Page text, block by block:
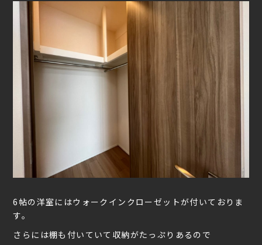
6帖の洋室にはウォークインクローゼットが付いておりま
す。
さらには棚も付いていて収納がたっぷりあるので